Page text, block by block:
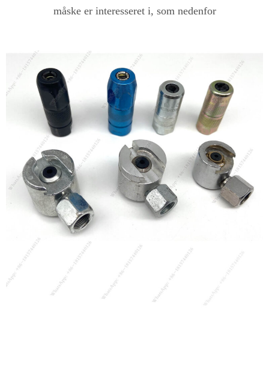
måske er interesseret i, som nedenfor